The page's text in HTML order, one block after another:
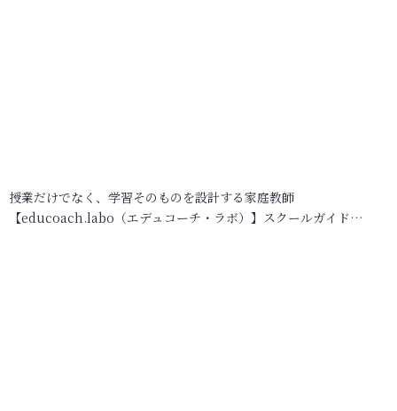
授業だけでなく、学習そのものを設計する家庭教師
【educoach.labo（エデュコーチ・ラボ）】スクールガイド…